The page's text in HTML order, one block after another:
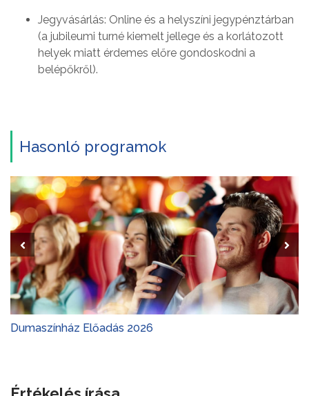
Jegyvásárlás: Online és a helyszíni jegypénztárban
(a jubileumi turné kiemelt jellege és a korlátozott
helyek miatt érdemes előre gondoskodni a
belépőkről).
Hasonló programok
Dumaszínház Előadás 2026